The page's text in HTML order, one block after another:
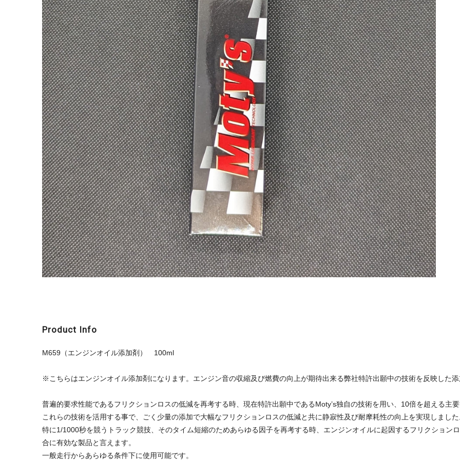
Product Info
M659（エンジンオイル添加剤） 100ml
※こちらはエンジンオイル添加剤になります。エンジン音の収縮及び燃費の向上が期待出来る弊社特許出願中の技術を反映した
普遍的要求性能であるフリクションロスの低減を再考する時、現在特許出願中であるMoty’s独自の技術を用い、10倍を超える主
これらの技術を活用する事で、ごく少量の添加で大幅なフリクションロスの低減と共に静寂性及び耐摩耗性の向上を実現しまし
特に1/1000秒を競うトラック競技、そのタイム短縮のためあらゆる因子を再考する時、エンジンオイルに起因するフリクション
合に有効な製品と言えます。
一般走行からあらゆる条件下に使用可能です。